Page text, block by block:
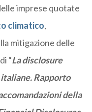
imprese quotate
climatico,
mitigazione delle
“La disclosure
Rapporto
della